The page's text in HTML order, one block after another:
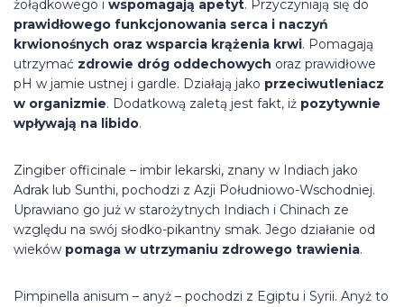
żołądkowego i wspomagają apetyt. Przyczyniają się do
prawidłowego funkcjonowania serca i naczyń
krwionośnych oraz wsparcia krążenia krwi. Pomagają
utrzymać zdrowie dróg oddechowych oraz prawidłowe
pH w jamie ustnej i gardle. Działają jako przeciwutleniacz
w organizmie. Dodatkową zaletą jest fakt, iż pozytywnie
wpływają na libido.
Zingiber officinale – imbir lekarski, znany w Indiach jako
Adrak lub Sunthi, pochodzi z Azji Południowo-Wschodniej.
Uprawiano go już w starożytnych Indiach i Chinach ze
względu na swój słodko-pikantny smak. Jego działanie od
wieków pomaga w utrzymaniu zdrowego trawienia.
Pimpinella anisum – anyż – pochodzi z Egiptu i Syrii. Anyż to